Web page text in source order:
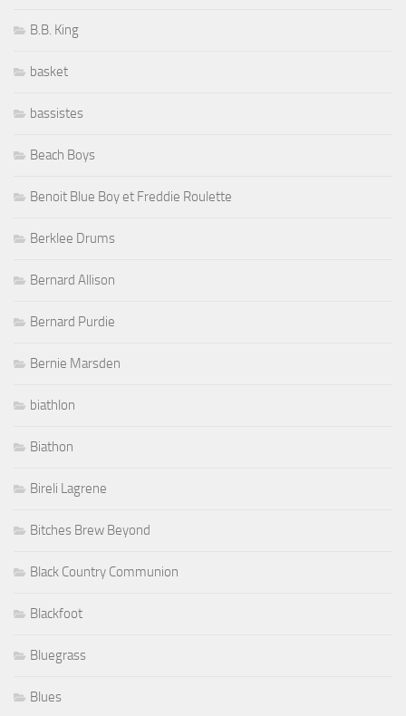
B.B. King
basket
bassistes
Beach Boys
Benoit Blue Boy et Freddie Roulette
Berklee Drums
Bernard Allison
Bernard Purdie
Bernie Marsden
biathlon
Biathon
Bireli Lagrene
Bitches Brew Beyond
Black Country Communion
Blackfoot
Bluegrass
Blues